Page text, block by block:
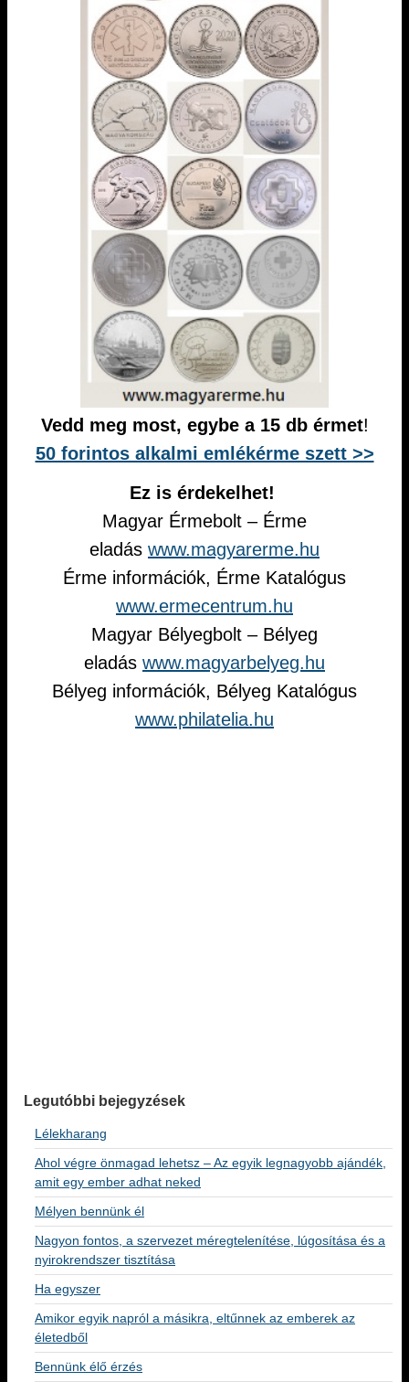
Vedd meg most, egybe a 15 db érmet!
50 forintos alkalmi emlékérme szett >>
Ez is érdekelhet!
Magyar Érmebolt – Érme
eladás www.magyarerme.hu
Érme információk, Érme Katalógus
www.ermecentrum.hu
Magyar Bélyegbolt – Bélyeg
eladás www.magyarbelyeg.hu
Bélyeg információk, Bélyeg Katalógus
www.philatelia.hu
Legutóbbi bejegyzések
Lélekharang
Ahol végre önmagad lehetsz – Az egyik legnagyobb ajándék,
amit egy ember adhat neked
Mélyen bennünk él
Nagyon fontos, a szervezet méregtelenítése, lúgosítása és a
nyirokrendszer tisztítása
Ha egyszer
Amikor egyik napról a másikra, eltűnnek az emberek az
életedből
Bennünk élő érzés